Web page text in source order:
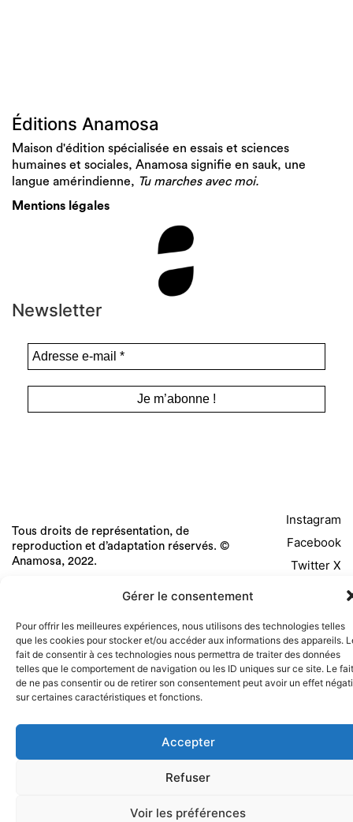
Gérer le consentement
Pour offrir les meilleures expériences, nous utilisons des technologies telles
que les cookies pour stocker et/ou accéder aux informations des appareils.
fait de consentir à ces technologies nous permettra de traiter des données
telles que le comportement de navigation ou les ID uniques sur ce site. Le fait
de ne pas consentir ou de retirer son consentement peut avoir un effet
sur certaines caractéristiques et fonctions.
Accepter
Refuser
Voir les préférences
Éditions Anamosa
Maison d'édition spécialisée en essais et sciences
humaines et sociales, Anamosa signifie en sauk, une
langue amérindienne, Tu marches avec moi.
Mentions légales
Newsletter
Instagram
Facebook
Twitter X
Tous droits de représentation, de
reproduction et d’adaptation réservés. ©
Anamosa, 2022.